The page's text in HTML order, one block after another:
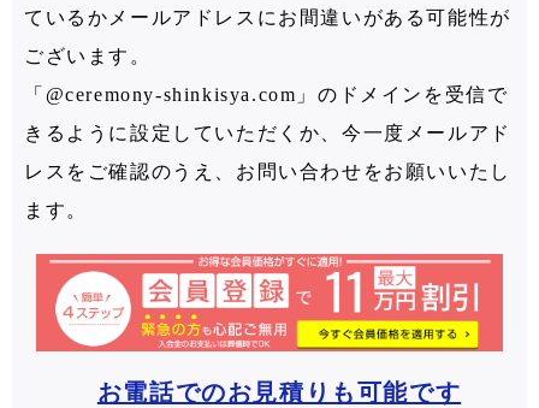
ているかメールアドレスにお間違いがある可能性が
ございます。
「@ceremony-shinkisya.com」のドメインを受信で
きるように設定していただくか、今一度メールアド
レスをご確認のうえ、お問い合わせをお願いいたし
ます。
お電話でのお見積りも可能です